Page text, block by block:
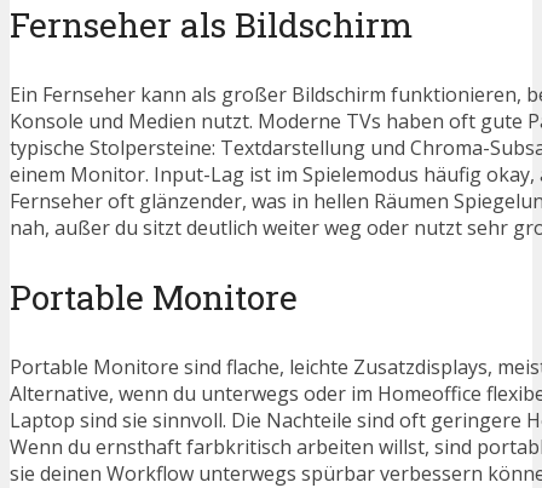
Fernseher als Bildschirm
Ein Fernseher kann als großer Bildschirm funktionieren,
Konsole und Medien nutzt. Moderne TVs haben oft gute
typische Stolpersteine: Textdarstellung und Chroma-
einem Monitor. Input-Lag ist im Spielemodus häufig
Fernseher oft glänzender, was in hellen Räumen
nah, außer du sitzt deutlich weiter weg oder nutzt sehr
Portable Monitore
Portable Monitore sind flache, leichte Zusatzdisplays,
Alternative, wenn du unterwegs oder im Homeoffice
Laptop sind sie sinnvoll. Die Nachteile sind oft geringere
Wenn du ernsthaft farbkritisch arbeiten willst, sind
sie deinen Workflow unterwegs spürbar verbessern